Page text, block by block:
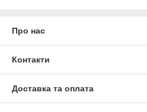
Про нас
Контакти
Доставка та оплата